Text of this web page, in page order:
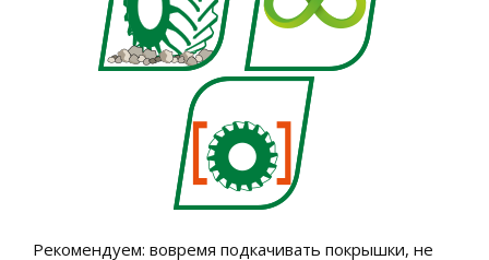
Рекомендуем: вовремя подкачивать покрышки, не